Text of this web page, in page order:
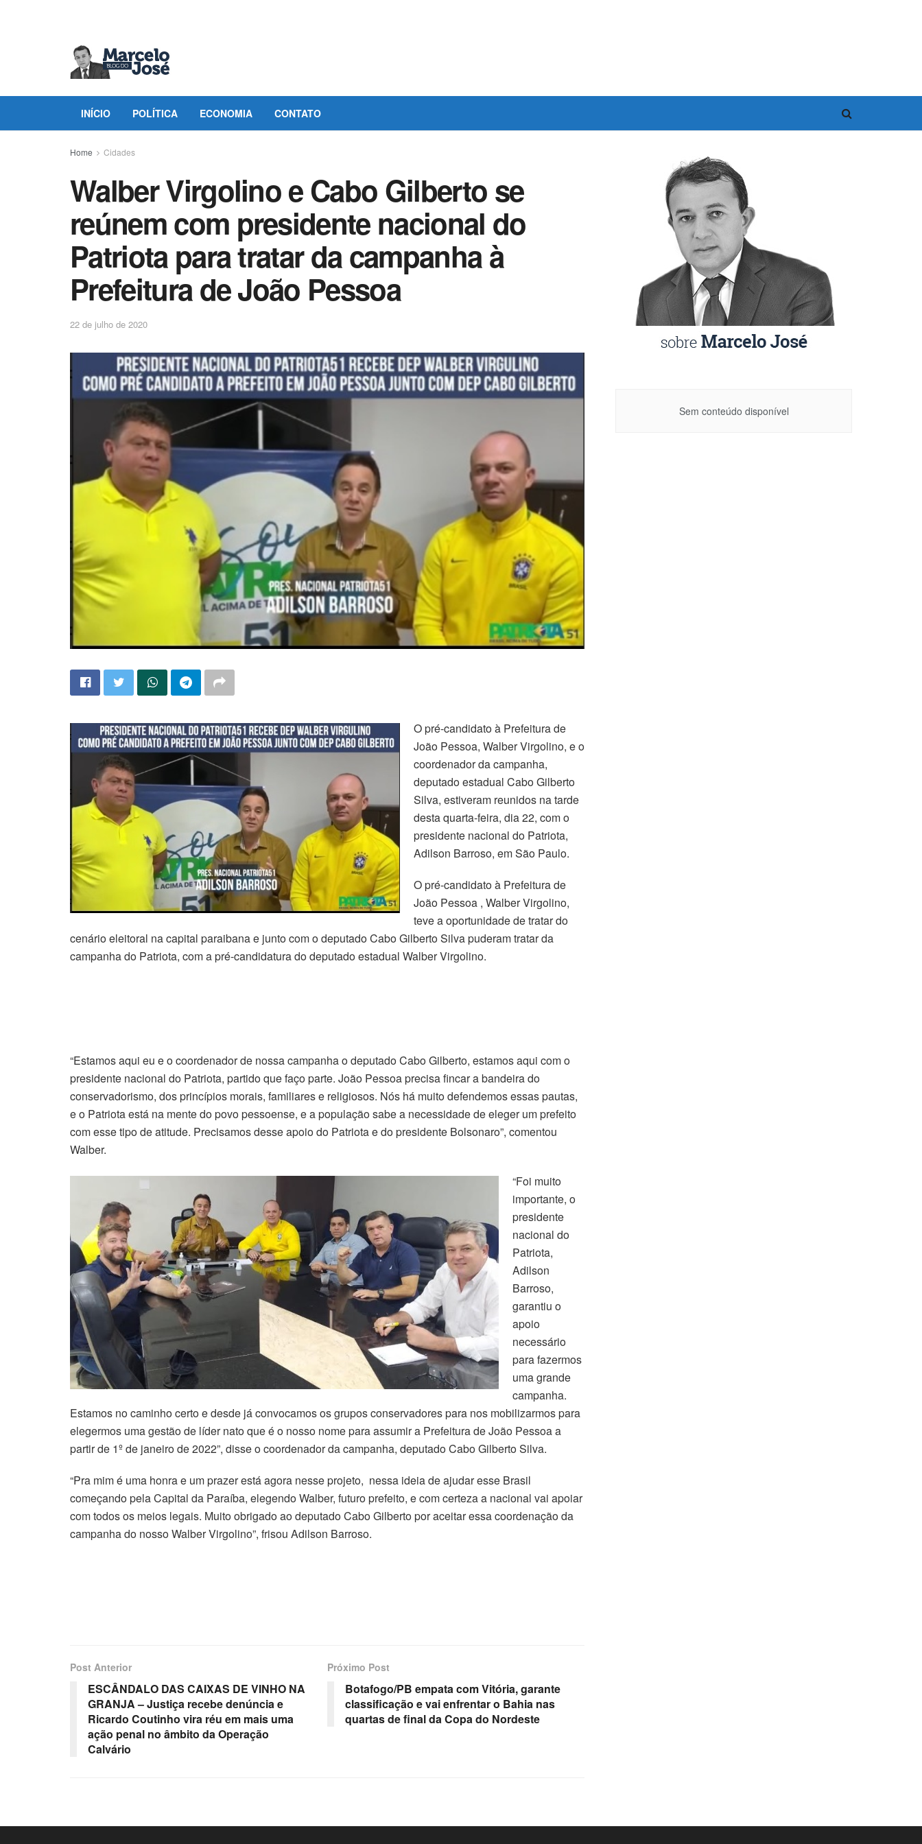
INÍCIO POLÍTICA ECONOMIA CONTATO
Home Cidades
Walber Virgolino e Cabo Gilberto se
reúnem com presidente nacional do
Patriota para tratar da campanha à
Prefeitura de João Pessoa
22 de julho de 2020
O pré-candidato à Prefeitura de
João Pessoa, Walber Virgolino, e o
coordenador da campanha,
deputado estadual Cabo Gilberto
Silva, estiveram reunidos na tarde
desta quarta-feira, dia 22, com o
presidente nacional do Patriota,
Adilson Barroso, em São Paulo.
O pré-candidato à Prefeitura de
João Pessoa , Walber Virgolino,
teve a oportunidade de tratar do
cenário eleitoral na capital paraibana e junto com o deputado Cabo Gilberto Silva puderam tratar da
campanha do Patriota, com a pré-candidatura do deputado estadual Walber Virgolino.
“Estamos aqui eu e o coordenador de nossa campanha o deputado Cabo Gilberto, estamos aqui com o
presidente nacional do Patriota, partido que faço parte. João Pessoa precisa fincar a bandeira do
conservadorismo, dos princípios morais, familiares e religiosos. Nós há muito defendemos essas pautas,
e o Patriota está na mente do povo pessoense, e a população sabe a necessidade de eleger um prefeito
com esse tipo de atitude. Precisamos desse apoio do Patriota e do presidente Bolsonaro”, comentou
Walber.
“Foi muito
importante, o
presidente
nacional do
Patriota,
Adilson
Barroso,
garantiu o
apoio
necessário
para fazermos
uma grande
campanha.
Estamos no caminho certo e desde já convocamos os grupos conservadores para nos mobilizarmos para
elegermos uma gestão de líder nato que é o nosso nome para assumir a Prefeitura de João Pessoa a
partir de 1º de janeiro de 2022”, disse o coordenador da campanha, deputado Cabo Gilberto Silva.
“Pra mim é uma honra e um prazer está agora nesse projeto, nessa ideia de ajudar esse Brasil
começando pela Capital da Paraíba, elegendo Walber, futuro prefeito, e com certeza a nacional vai apoiar
com todos os meios legais. Muito obrigado ao deputado Cabo Gilberto por aceitar essa coordenação da
campanha do nosso Walber Virgolino”, frisou Adilson Barroso.
Post Anterior
ESCÂNDALO DAS CAIXAS DE VINHO NA
GRANJA – Justiça recebe denúncia e
Ricardo Coutinho vira réu em mais uma
ação penal no âmbito da Operação
Calvário
Próximo Post
Botafogo/PB empata com Vitória, garante
classificação e vai enfrentar o Bahia nas
quartas de final da Copa do Nordeste
Sem conteúdo disponível